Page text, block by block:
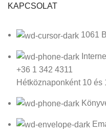
KAPCSOLAT
1061
+36 1 342 4311
Hétköznaponként 10 és